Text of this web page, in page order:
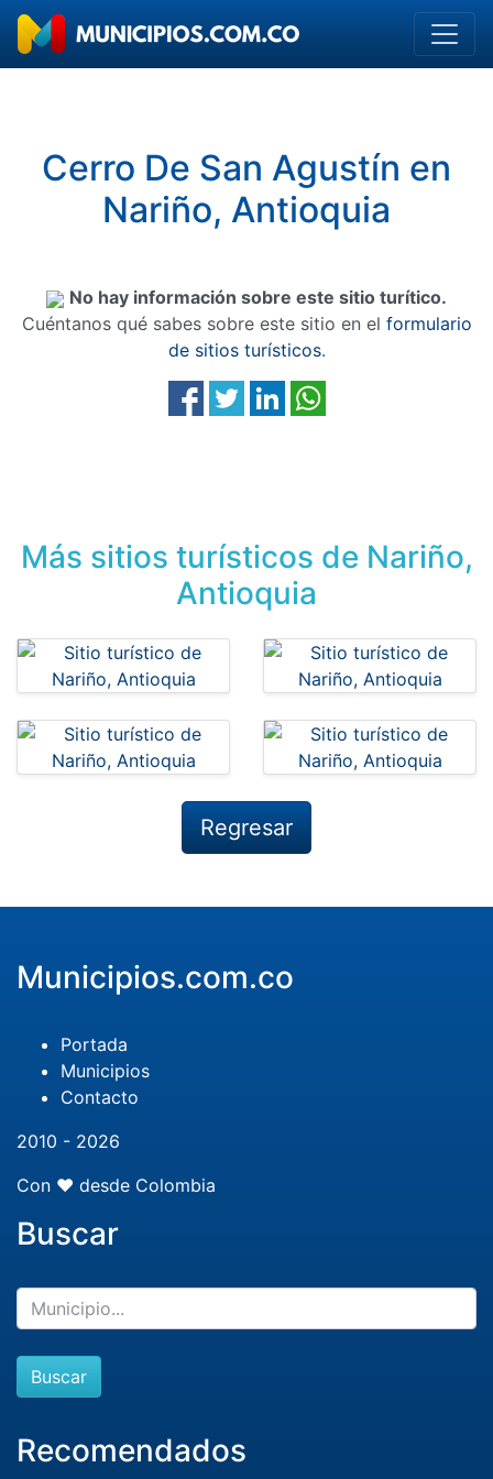
Cerro De San Agustín en
Nariño, Antioquia
No hay información sobre este sitio turítico.
Cuéntanos qué sabes sobre este sitio en el formulario
de sitios turísticos.
Más sitios turísticos de Nariño,
Antioquia
Regresar
Municipios.com.co
Portada
Municipios
Contacto
2010 - 2026
Con ❤️ desde Colombia
Buscar
Buscar
Recomendados